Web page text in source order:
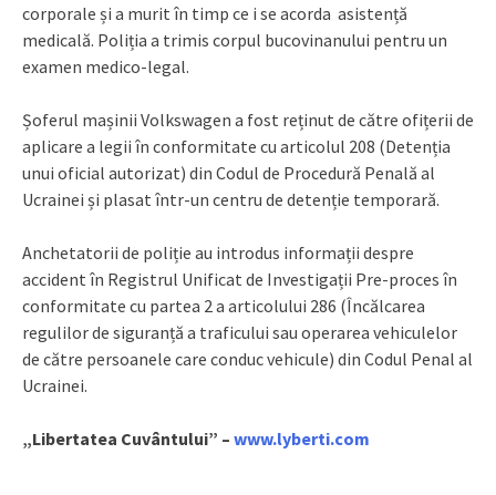
corporale și a murit în timp ce i se acorda asistență
medicală. Poliția a trimis corpul bucovinanului pentru un
examen medico-legal.
Șoferul mașinii Volkswagen a fost reținut de către ofițerii de
aplicare a legii în conformitate cu articolul 208 (Detenția
unui oficial autorizat) din Codul de Procedură Penală al
Ucrainei și plasat într-un centru de detenție temporară.
Anchetatorii de poliție au introdus informații despre
accident în Registrul Unificat de Investigații Pre-proces în
conformitate cu partea 2 a articolului 286 (Încălcarea
regulilor de siguranță a traficului sau operarea vehiculelor
de către persoanele care conduc vehicule) din Codul Penal al
Ucrainei.
„Libertatea Cuvântului” – www.lyberti.com